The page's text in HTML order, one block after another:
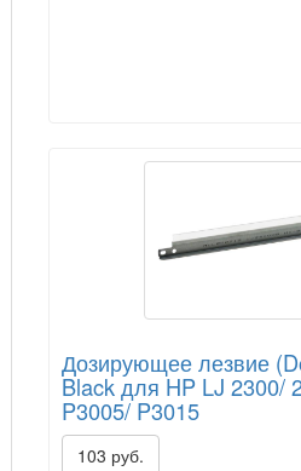
Дозирующее лезвие
Black для HP LJ 2300/
P3005/ P3015
103 руб.